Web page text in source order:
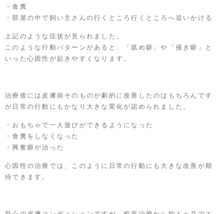
・食糞
・部屋の中で飼い主さんの行くところ行くところへ追いかける
上記のような症状が見られました。
このような行動パターンがあると、「舐め癖」や「掻き癖」と
いった心因性が起きやすくなります。
治療後には皮膚病そのものが劇的に改善したのはもちろんです
が日常の行動にもかなり大きな変化が認められました。
・おもちゃで一人遊びができるようになった
・食糞をしなくなった
・興奮癖が治った
心因性の治療では、このように日常の行動にも大きな改善が期
待できます。